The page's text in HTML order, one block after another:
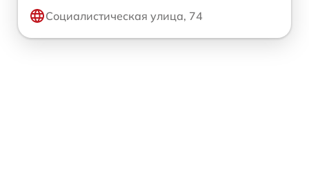
Социалистическая улица, 74